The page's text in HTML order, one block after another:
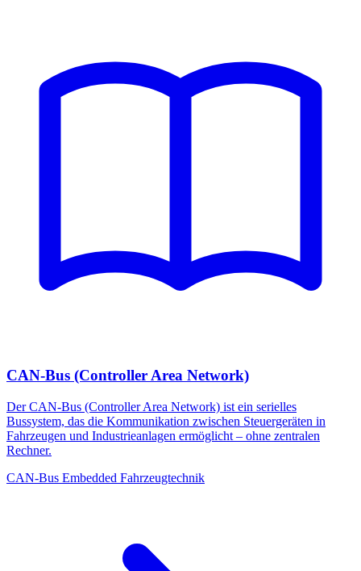
CAN-Bus (Controller Area Network)
Der CAN-Bus (Controller Area Network) ist ein serielles
Bussystem, das die Kommunikation zwischen Steuergeräten in
Fahrzeugen und Industrieanlagen ermöglicht – ohne zentralen
Rechner.
CAN-Bus Embedded Fahrzeugtechnik